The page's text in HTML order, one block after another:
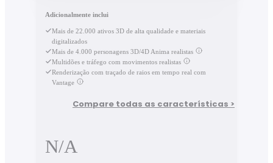
Adicionalmente inclui
Mais de 22.000 ativos 3D de alta qualidade e materiais
digitalizados
Mais de 4.000 personagens 3D/4D Anima realistas
Multidões e tráfego com movimentos realistas
Renderização com traçado de raios em tempo real com
Vantage
Compare todas as características >
N/A